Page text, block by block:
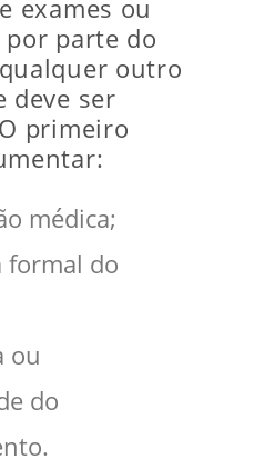
exames ou
parte do
qualquer outro
deve ser
primeiro
médica;
formal do
ou
do